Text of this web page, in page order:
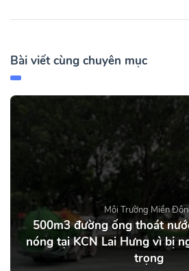
Bài viết cùng chuyên mục
Môi Trường Miền
500m3 đường ống thoát
nóng tại KCN Lai Hưng vì bị
trọng